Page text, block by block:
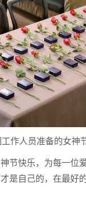
作人员准备的女神
节快乐，为每一位
是自己的，在最好